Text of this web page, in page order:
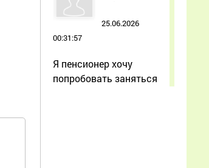
25.06.2026
00:31:57
Я пенсионер хочу
попробовать заняться